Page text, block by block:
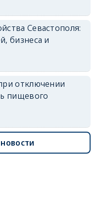
Севастополя:
бизнеса и
отключении
пищевого